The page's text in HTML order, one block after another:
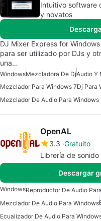
Intuitivo software
y novatos
DJ Mixer Express for
para ser utilizado por DJs y
una…
WindowsMezcladora De DjAudio Y
Mezclador Para Windows 7Dj Para
Mezclador De Audio Para Windows
OpenAL
3.3 Gratuito
Librería de
Descargar
WindowsReproductor De Audio
Mezclador De Audio Para Windows
Ecualizador De Audio Para